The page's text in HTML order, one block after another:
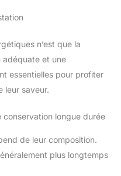
n’est que la
adéquate et une
essentielles pour profiter
leur saveur.
conservation longue durée
de leur composition.
plus longtemps